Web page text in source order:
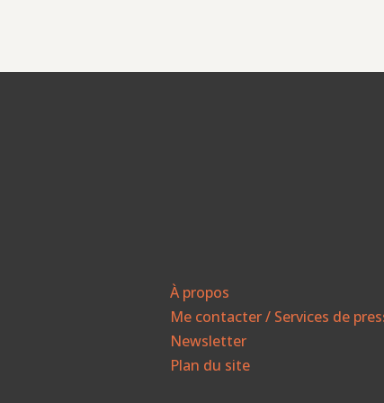
À propos
Me contacter / Services de
Newsletter
Plan du site